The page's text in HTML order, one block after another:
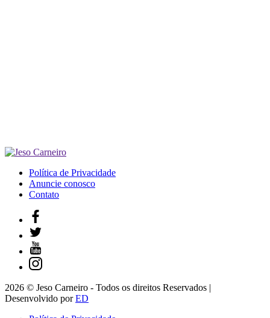
Política de Privacidade
Anuncie conosco
Contato
2026 © Jeso Carneiro - Todos os direitos Reservados |
Desenvolvido porED